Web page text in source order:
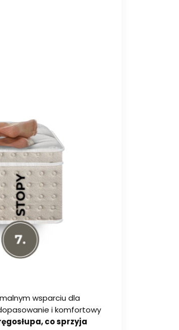
wsparciu dla
i komfortowy
co sprzyja